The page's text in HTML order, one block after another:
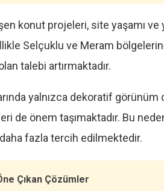
konut projeleri, site yaşamı
Selçuklu ve Meram
talebi artırmaktadır.
yalnızca dekoratif görünüm
de önem taşımaktadır. Bu
fazla tercih edilmektedir.
Çıkan Çözümler